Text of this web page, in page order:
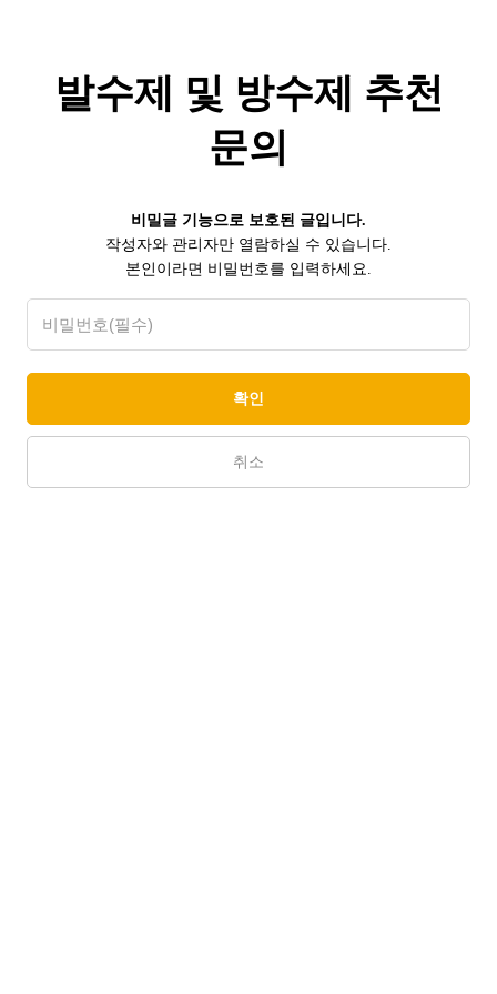
발수제 및 방수제 추천
문의
비밀글 기능으로 보호된 글입니다.
작성자와 관리자만 열람하실 수 있습니다.
본인이라면 비밀번호를 입력하세요.
확인
취소